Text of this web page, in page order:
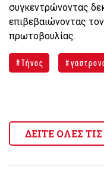
συγκεντρώνοντας
επιβεβαιώνοντας
πρωτοβουλίας.
Τήνος
ΔΕΙΤΕ ΟΛΕΣ ΤΙΣ